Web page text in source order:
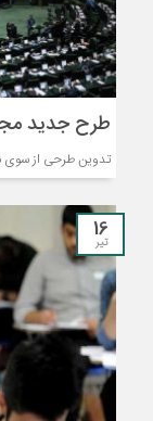
طرح جدید
تدوین طرحی از سوی
16
تیر